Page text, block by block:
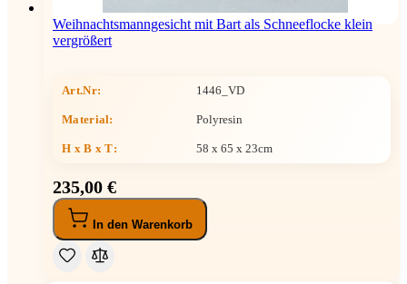
Weihnachtsmanngesicht mit Bart als Schneeflocke klein
vergrößert
Art.Nr: 1446_VD
Material: Polyresin
H x B x T: 58 x 65 x 23cm
235,00 €
In den Warenkorb